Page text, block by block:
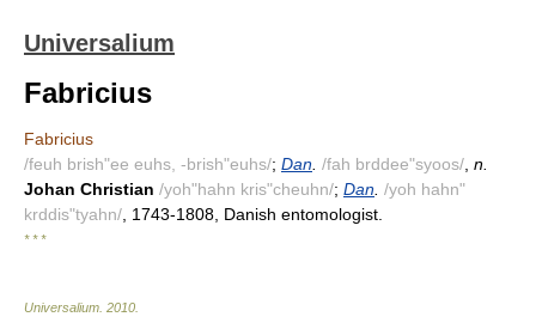
Universalium
Fabricius
Fabricius
/feuh brish"ee euhs, -brish"euhs/; Dan /fah brddee"syoos/ n.
Johan Christian /yoh"hahn kris"cheuhn/; Dan /yoh hahn"
krddis"tyahn/ , 1743-1808, Danish entomologist.
* * *
Universalium 2010